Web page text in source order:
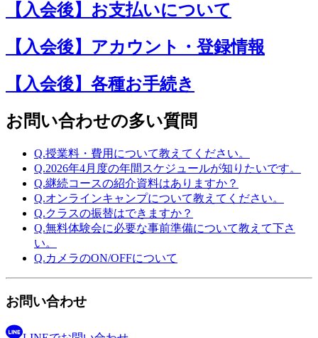
【入会後】お支払いについて
【入会後】アカウント・登録情報
【入会後】各種お手続き
お問い合わせの多い質問
Q.授業料・費用について教えてください。
Q.2026年4月度の年間スケジュールが知りたいです。
Q.継続コースの紹介資料はありますか？
Q.オンラインキャンプについて教えてください。
Q.クラスの振替はできますか？
Q.無料体験会に必要な事前準備について教えて下さ
い。
Q.カメラのON/OFFについて
お問い合わせ